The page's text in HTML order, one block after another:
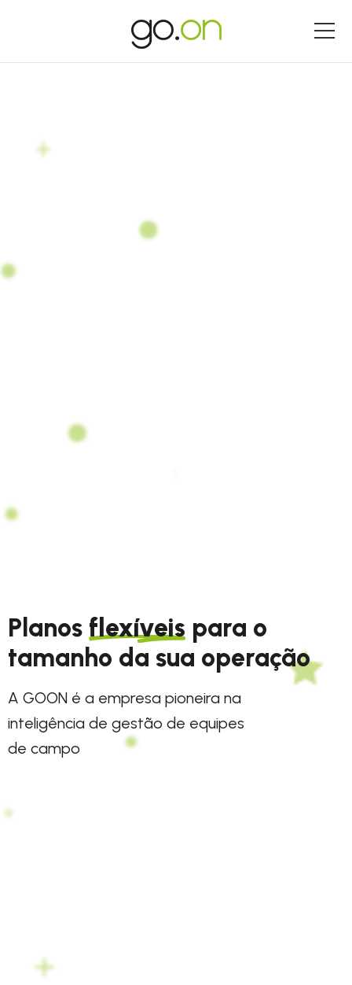
Planos flexíveis para o
tamanho da sua operação
A GOON é a empresa pioneira na
inteligência de gestão de equipes
de campo